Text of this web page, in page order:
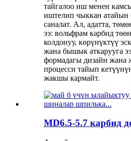
тайгалоо иш менен
иштелип чыккан атайын
саналат. Ал, адатта,
ээ: вольфрам карбид
колдонуу, көрүнүктүү
жана бышык аткарууга
формадагы дизайн жана
процесси тайып
жакшы кармайт.
MD6.5-5.7 карбид